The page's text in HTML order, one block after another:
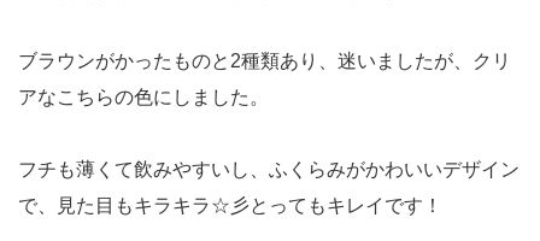
ブラウンがかったものと2種類あり、迷いましたが、クリ
アなこちらの色にしました。
フチも薄くて飲みやすいし、ふくらみがかわいいデザイン
で、見た目もキラキラ☆彡とってもキレイです！